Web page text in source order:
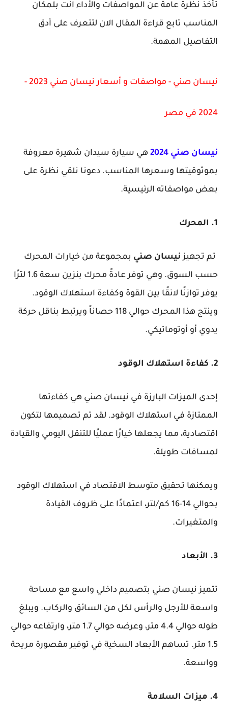
تأخذ نظرة عامة عن المواصفات والأداء انت بلمكان
المناسب تابع قراءة المقال الان لتتعرف على أدق
التفاصيل المهمة.
نيسان صني - مواصفات و أسعار نيسان صني 2023 -
2024 في مصر
نيسان صني 2024
هي سيارة سيدان شهيرة معروفة
بموثوقيتها وسعرها المناسب. دعونا نلقي نظرة على
بعض مواصفاته الرئيسية.
1. المحرك
تم تجهيز نيسان صني بمجموعة من خيارات المحرك
حسب السوق. وهي توفر عادةً محرك بنزين سعة 1.6 لترًا
يوفر توازنًا لائقًا بين القوة وكفاءة استهلاك الوقود.
وينتج هذا المحرك حوالي 118 حصاناً ويرتبط بناقل حركة
يدوي أو أوتوماتيكي.
2. كفاءة استهلاك الوقود
إحدى الميزات البارزة في نيسان صني هي كفاءتها
الممتازة في استهلاك الوقود. لقد تم تصميمها لتكون
اقتصادية، مما يجعلها خيارًا عمليًا للتنقل اليومي والقيادة
لمسافات طويلة.
ويمكنها تحقيق متوسط ​​الاقتصاد في استهلاك الوقود
بحوالي 14-16 كم/لتر، اعتمادًا على ظروف القيادة
والمتغيرات.
3. الأبعاد
تتميز نيسان صني بتصميم داخلي واسع مع مساحة
واسعة للأرجل والرأس لكل من السائق والركاب. ويبلغ
طوله حوالي 4.4 متر، وعرضه حوالي 1.7 متر، وارتفاعه حوالي
1.5 متر. تساهم الأبعاد السخية في توفير مقصورة مريحة
وواسعة.
4. ميزات السلامة